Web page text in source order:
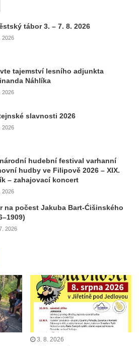
tábor 3. – 7. 8. 2026
2026
tajemství lesního adjunkta
Náhlíka
2026
slavnosti 2026
2026
hudební festival varhanní
hudby ve Filipově 2026 – XIX.
– zahajovací koncert
2026
na počest Jakuba Bart-Ćišinského
2026
3. 8. 2026